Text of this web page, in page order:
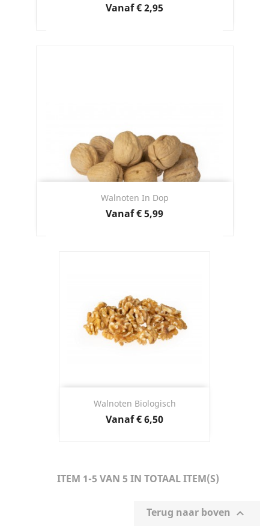
VanafPrijs
€ 2,95
Walnoten In Dop
VanafPrijs
€ 5,99
Walnoten Biologisch
VanafPrijs
€ 6,50
ITEM 1-5 VAN 5 IN TOTAAL ITEM(S)
Terug naar boven 